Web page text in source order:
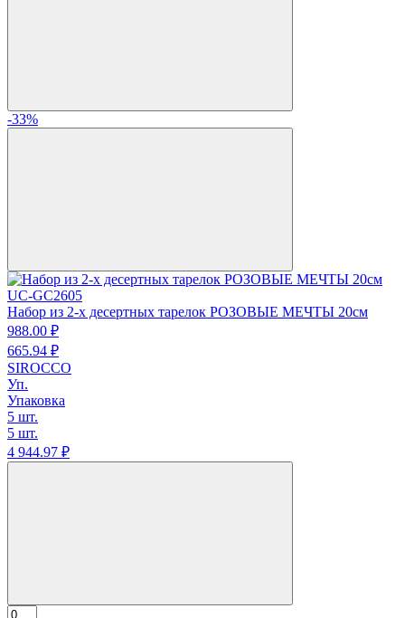
-33%
UC-GC2605
Набор из 2-х десертных тарелок РОЗОВЫЕ МЕЧТЫ 20см
988.00 ₽
665.94 ₽
SIROCCO
Уп.
Упаковка
5 шт.
5 шт.
4 944.97 ₽